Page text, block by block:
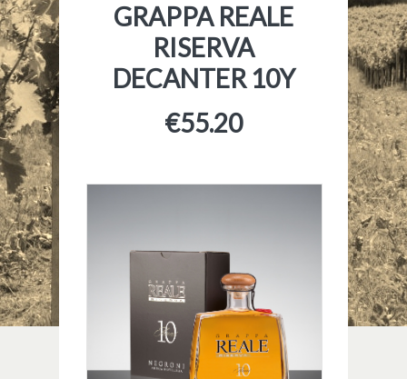
GRAPPA REALE
RISERVA
DECANTER 10Y
€55.20